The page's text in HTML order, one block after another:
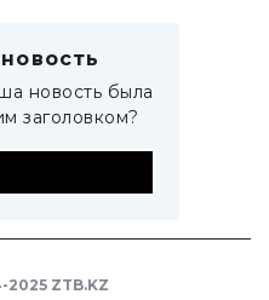
новость была
заголовком?
2025 ZTB.KZ